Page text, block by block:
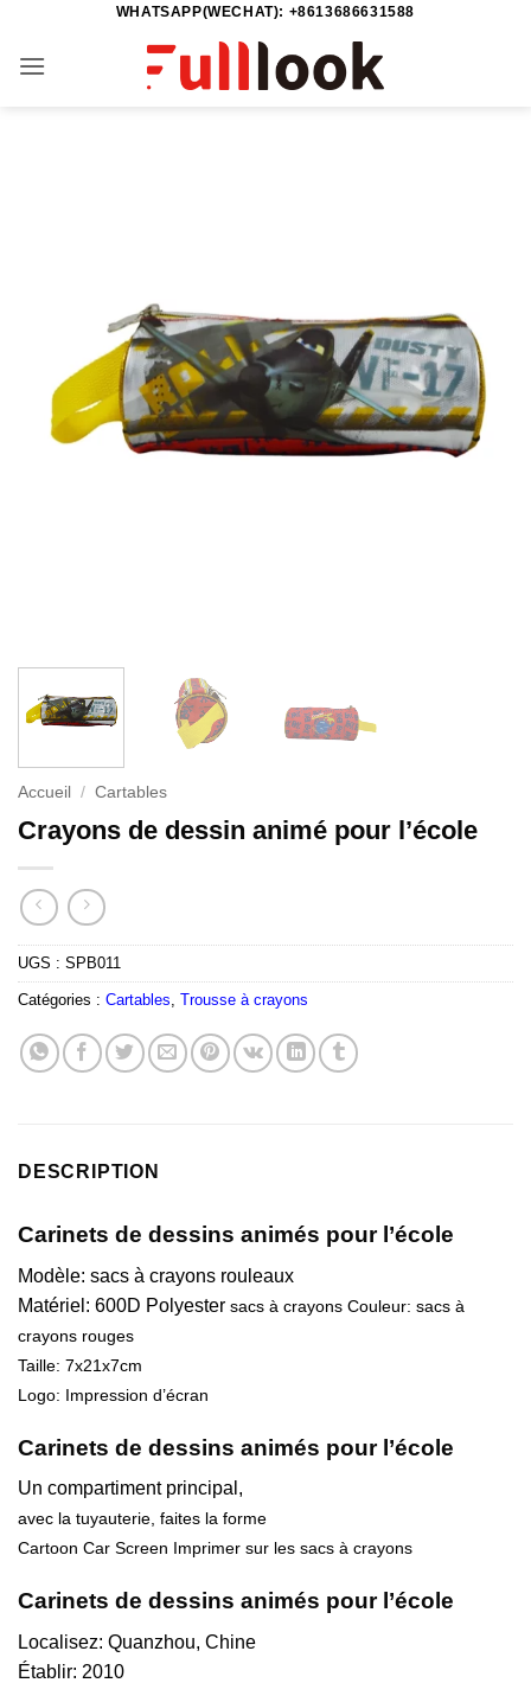
contenu
WHATSAPP(WECHAT): +8613686631588
Accueil / Cartables
Crayons de dessin animé pour l’école
UGS : SPB011
Catégories : Cartables, Trousse à crayons
DESCRIPTION
Carinets de dessins animés pour l’école
Modèle: sacs à crayons rouleaux
Matériel: 600D Polyester sacs à crayons Couleur: sacs à
crayons rouges
Taille: 7x21x7cm
Logo: Impression d’écran
Carinets de dessins animés pour l’école
Un compartiment principal,
avec la tuyauterie, faites la forme
Cartoon Car Screen Imprimer sur les sacs à crayons
Carinets de dessins animés pour l’école
Localisez: Quanzhou, Chine
Établir: 2010